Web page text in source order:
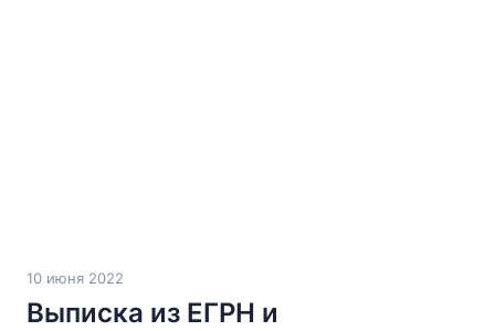
10 июня 2022
Выписка из ЕГРН и